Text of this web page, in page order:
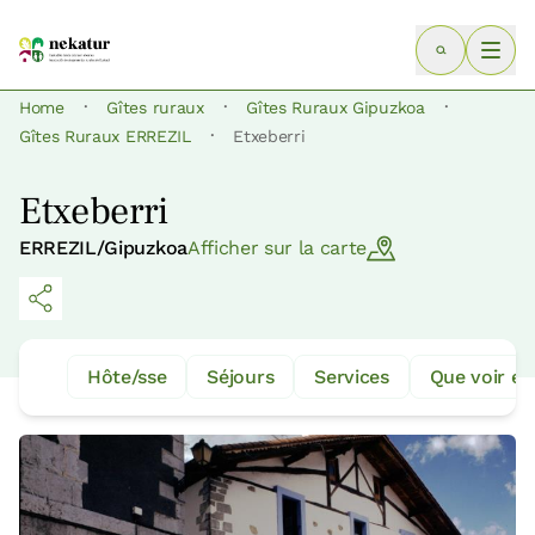
Home · Gîtes ruraux · Gîtes Ruraux Gipuzkoa ·
Gîtes Ruraux ERREZIL · Etxeberri
Etxeberri
ERREZIL/GipuzkoaAfficher sur la carte
Hôte/sse Séjours Services Que voir et